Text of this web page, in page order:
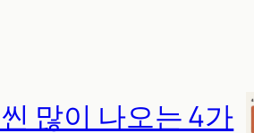
많이 나오는 4가